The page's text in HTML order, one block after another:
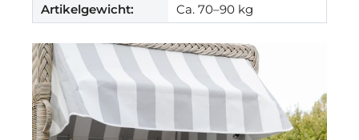
Artikelgewicht:
Ca. 70–90 kg